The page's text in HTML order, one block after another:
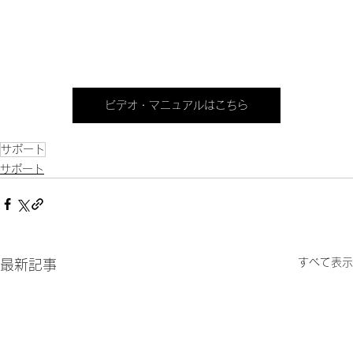
ビデオ・マニュアルはこちら
サポート
サポート
最新記事 すべて表示